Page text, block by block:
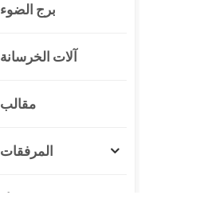
برج الضوء
آلات الخرسانة
مقالب
المرفقات
جرار